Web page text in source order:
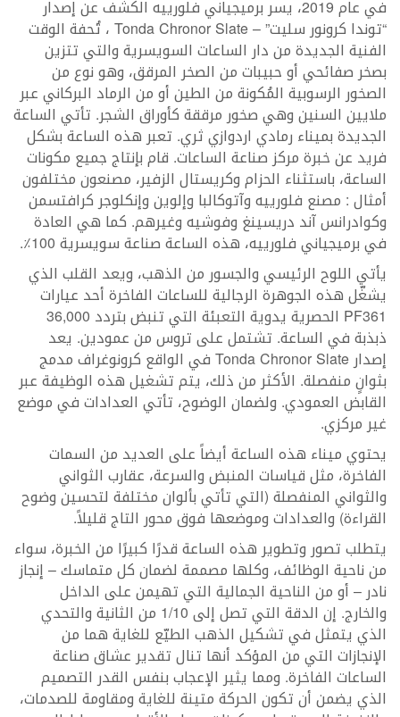
في عام 2019، يسر برميجياني فلورييه الكشف عن إصدار
“توندا كرونور سليت” – Tonda Chronor Slate ، تُحفة الوقت
الفنية الجديدة من دار الساعات السويسرية والتي تتزين
بصخر صفائحي أو حبيبات من الصخر المرقق، وهو نوع من
الصخور الرسوبية المُكونة من الطين أو من الرماد البركاني عبر
ملايين السنين وهي صخور مرققة كأوراق الشجر. تأتي الساعة
الجديدة بميناء رمادي اردوازي ثري. تعبر هذه الساعة بشكل
فريد عن خبرة مركز صناعة الساعات. قام بإنتاج جميع مكونات
الساعة، باستثناء الحزام وكريستال الزفير، مصنعون مختلفون
أمثال : مصنع فلورييه وآتوكالبا وإلوين وإنكلوجر كرافتسمن
وكوادرانس آند دريسينغ وفوشيه وغيرهم. كما هي العادة
في برميجياني فلورييه، هذه الساعة صناعة سويسرية 100٪.
يأتي اللوح الرئيسي والجسور من الذهب، ويعد القلب الذي
يشغّل هذه الجوهرة الرجالية للساعات الفاخرة أحد عيارات
PF361 الحصرية يدوية التعبئة التي تنبض بتردد 36,000
ذبذبة في الساعة. تشتمل على تروس من عمودين. يعد
إصدار Tonda Chronor Slate في الواقع كرونوغراف مدمج
بثوانٍ منفصلة. الأكثر من ذلك، يتم تشغيل هذه الوظيفة عبر
القابض العمودي. ولضمان الوضوح، تأتي العدادات في موضع
غير مركزي.
يحتوي ميناء هذه الساعة أيضاً على العديد من السمات
الفاخرة، مثل قياسات المنبض والسرعة، عقارب الثواني
والثواني المنفصلة (التي تأتي بألوان مختلفة لتحسين وضوح
القراءة) والعدادات وموضعها فوق محور التاج قليلاً.
يتطلب تصور وتطوير هذه الساعة قدرًا كبيرًا من الخبرة، سواء
من ناحية الوظائف، وكلها مصممة لضمان كل متماسك – إنجاز
نادر – أو من الناحية الجمالية التي تهيمن على الداخل
والخارج. إن الدقة التي تصل إلى 1/10 من الثانية والتحدي
الذي يتمثل في تشكيل الذهب الطيّع للغاية هما من
الإنجازات التي من المؤكد أنها تنال تقدير عشاق صناعة
الساعات الفاخرة. ومما يثير الإعجاب بنفس القدر التصميم
الذي يضمن أن تكون الحركة متينة للغاية ومقاومة للصدمات،